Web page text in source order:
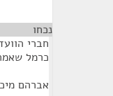
נכחו
חברי
כרמל
אברהם